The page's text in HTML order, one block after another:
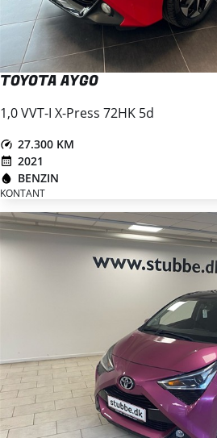
TOYOTA AYGO
1,0 VVT-I X-Press 72HK 5d
27.300 KM
2021
BENZIN
KONTANT